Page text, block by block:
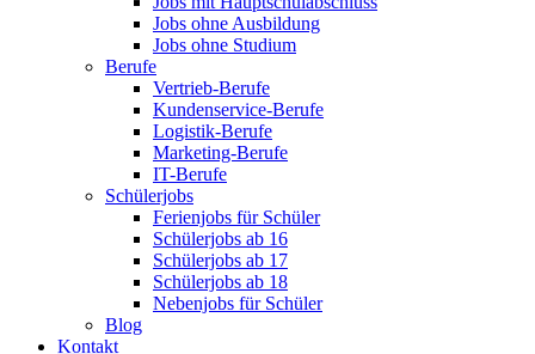
Jobs ohne Ausbildung
Jobs ohne Studium
Berufe
Vertrieb-Berufe
Kundenservice-Berufe
Logistik-Berufe
Marketing-Berufe
IT-Berufe
Schülerjobs
Ferienjobs für Schüler
Schülerjobs ab 16
Schülerjobs ab 17
Schülerjobs ab 18
Nebenjobs für Schüler
Blog
Kontakt